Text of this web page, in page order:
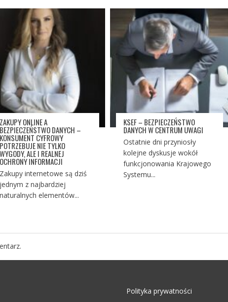
ZAKUPY ONLINE A
BEZPIECZEŃSTWO DANYCH –
KONSUMENT CYFROWY
POTRZEBUJE NIE TYLKO
WYGODY, ALE I REALNEJ
OCHRONY INFORMACJI
Zakupy internetowe są dziś
jednym z najbardziej
naturalnych elementów...
KSEF – BEZPIECZEŃSTWO
DANYCH W CENTRUM UWAGI
Ostatnie dni przyniosły
kolejne dyskusje wokół
funkcjonowania Krajowego
Systemu...
Polityka prywatności